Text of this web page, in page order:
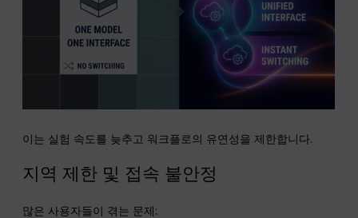
이는 실험 속도를 늦추고 워크플로의 유연성을 제한합니다.
지역 제한 및 접속 불안정
많은 사용자들이 겪는 문제: